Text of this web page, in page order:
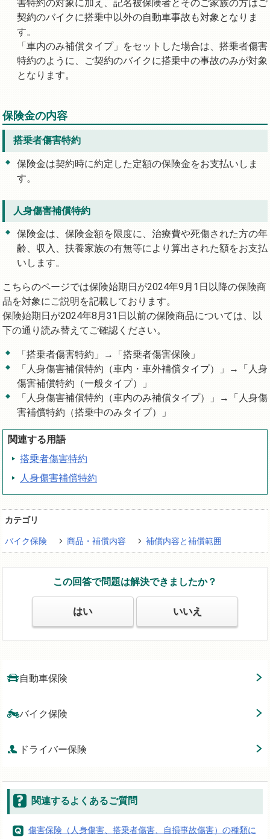
害特約の対象に加え、記名被保険者とそのご家族の方はご
契約のバイクに搭乗中以外の自動車事故も対象となりま
す。
「車内のみ補償タイプ」をセットした場合は、搭乗者傷害
特約のように、ご契約のバイクに搭乗中の事故のみが対象
となります。
保険金の内容
搭乗者傷害特約
保険金は契約時に約定した定額の保険金をお支払いしま
す。
人身傷害補償特約
保険金は、保険金額を限度に、治療費や死傷された方の年
齢、収入、扶養家族の有無等により算出された額をお支払
いします。
こちらのページでは保険始期日が2024年9月1日以降の保険商
品を対象にご説明を記載しております。
保険始期日が2024年8月31日以前の保険商品については、以
下の通り読み替えてご確認ください。
「搭乗者傷害特約」→「搭乗者傷害保険」
「人身傷害補償特約（車内・車外補償タイプ）」→「人身
傷害補償特約（一般タイプ）」
「人身傷害補償特約（車内のみ補償タイプ）」→「人身傷
害補償特約（搭乗中のみタイプ）」
関連する用語
搭乗者傷害特約
人身傷害補償特約
カテゴリ
バイク保険 商品・補償内容 補償内容と補償範囲
この回答で問題は解決できましたか？
はい いいえ
自動車保険
バイク保険
ドライバー保険
関連するよくあるご質問
傷害保険（人身傷害、搭乗者傷害、自損事故傷害）の種類に